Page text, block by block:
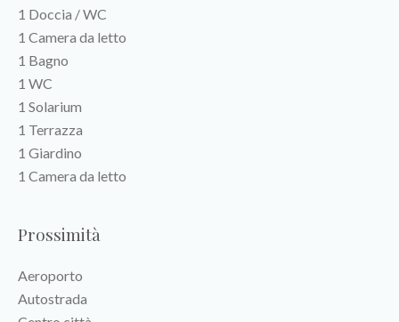
1 Doccia / WC
1 Camera da letto
1 Bagno
1 WC
1 Solarium
1 Terrazza
1 Giardino
1 Camera da letto
Prossimità
Aeroporto
Autostrada